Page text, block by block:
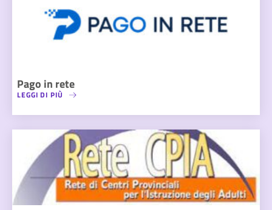
Pago in rete
LEGGI DI PIÙ